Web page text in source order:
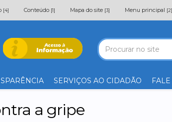
[4] Conteúdo [1] Mapa do site [3] Menu principal [2]
SERVIÇOS AO CIDADÃO
a gripe